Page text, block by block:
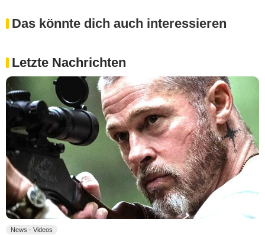
Das könnte dich auch interessieren
Letzte Nachrichten
News - Videos